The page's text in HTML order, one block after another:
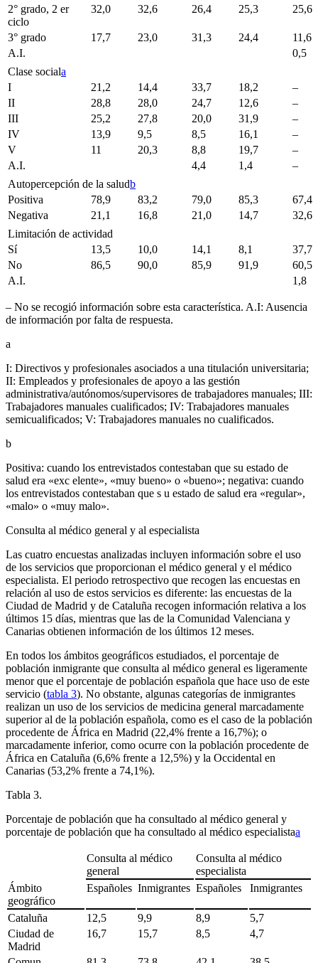
2° grado, 2 er
ciclo
32,0 32,6 26,4 25,3 25,6
3° grado 17,7 23,0 31,3 24,4
11,6
A.I.
0,5
Clase sociala
I
21,2 14,4 33,7 18,2
–
II
28,8 28,0 24,7 12,6
–
III
25,2 27,8 20,0 31,9
–
IV
13,9 9,5 8,5 16,1
–
V
11 20,3 8,8 19,7
–
A.I.
4,4 1,4
–
Autopercepción de la saludb
Positiva
78,9 83,2 79,0 85,3
67,4
Negativa
21,1 16,8 21,0 14,7
32,6
Limitación de actividad
Sí
13,5 10,0 14,1 8,1
37,7
No
86,5 90,0 85,9 91,9
60,5
A.I.
1,8
– No se recogió información sobre esta característica. A.I: Ausencia
de información por falta de respuesta.
a
I: Directivos y profesionales asociados a una titulación universitaria;
II: Empleados y profesionales de apoyo a las gestión
administrativa/autónomos/supervisores de trabajadores manuales; III:
Trabajadores manuales cualificados; IV: Trabajadores manuales
semicualificados; V: Trabajadores manuales no cualificados.
b
Positiva: cuando los entrevistados contestaban que su estado de
salud era «exc elente», «muy bueno» o «bueno»; negativa: cuando
los entrevistados contestaban que s u estado de salud era «regular»,
«malo» o «muy malo».
Consulta al médico general y al especialista
Las cuatro encuestas analizadas incluyen información sobre el uso
de los servicios que proporcionan el médico general y el médico
especialista. El periodo retrospectivo que recogen las encuestas en
relación al uso de estos servicios es diferente: las encuestas de la
Ciudad de Madrid y de Cataluña recogen información relativa a los
últimos 15 días, mientras que las de la Comunidad Valenciana y
Canarias obtienen información de los últimos 12 meses.
En todos los ámbitos geográficos estudiados, el porcentaje de
población inmigrante que consulta al médico general es ligeramente
menor que el porcentaje de población española que hace uso de este
servicio (tabla 3). No obstante, algunas categorías de inmigrantes
realizan un uso de los servicios de medicina general marcadamente
superior al de la población española, como es el caso de la población
procedente de África en Madrid (22,4% frente a 16,7%); o
marcadamente inferior, como ocurre con la población procedente de
África en Cataluña (6,6% frente a 12,5%) y la Occidental en
Canarias (53,2% frente a 74,1%).
Tabla 3.
Porcentaje de población que ha consultado al médico general y
porcentaje de población que ha consultado al médico especialistaa
Consulta al médico
general
Consulta al médico
especialista
Ámbito
geográfico
Españoles Inmigrantes Españoles Inmigrantes
Cataluña 12,5 9,9 8,9
5,7
Ciudad de
Madrid
16,7 15,7 8,5 4,7